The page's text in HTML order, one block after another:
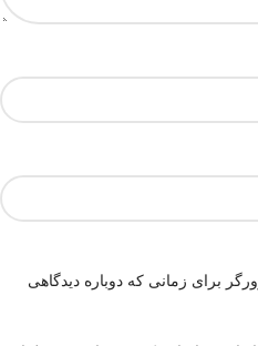
برای زمانی که دوباره دیدگاهی